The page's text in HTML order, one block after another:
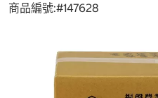
商品編號:#147628